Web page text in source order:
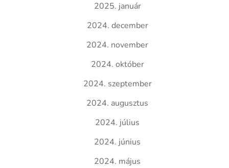
2025. január
2024. december
2024. november
2024. október
2024. szeptember
2024. augusztus
2024. július
2024. június
2024. május